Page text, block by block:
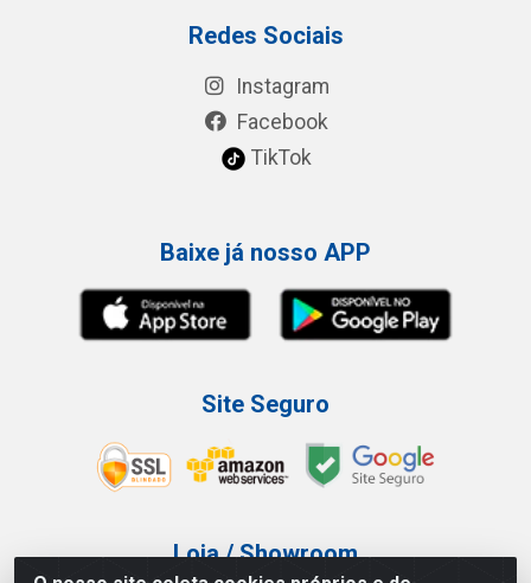
Redes Sociais
Instagram
Facebook
TikTok
Baixe já nosso APP
Site Seguro
Loja / Showroom